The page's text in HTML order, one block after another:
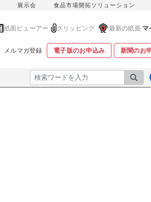
展示会 食品市場開拓ソリューション
紙面ビューアー クリッピング 最新の紙面 マ
メルマガ登録 電子版のお申込み 新聞のお
検索